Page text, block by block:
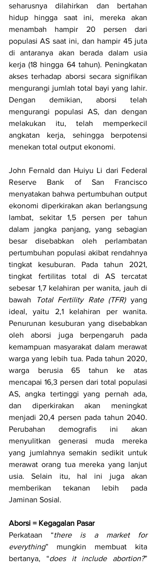
seharusnya dilahirkan dan bertahan
hidup hingga saat ini, mereka akan
menambah hampir 20 persen dari
populasi AS saat ini, dan hampir 45 juta
di antaranya akan berada dalam usia
kerja (18 hingga 64 tahun). Peningkatan
akses terhadap aborsi secara signifikan
mengurangi jumlah total bayi yang lahir.
Dengan demikian, aborsi telah
mengurangi populasi AS, dan dengan
melakukan itu, telah memperkecil
angkatan kerja, sehingga berpotensi
menekan total output ekonomi.
John Fernald dan Huiyu Li dari Federal
Reserve Bank of San Francisco
menyatakan bahwa pertumbuhan output
ekonomi diperkirakan akan berlangsung
lambat, sekitar 1,5 persen per tahun
dalam jangka panjang, yang sebagian
besar disebabkan oleh perlambatan
pertumbuhan populasi akibat rendahnya
tingkat kesuburan. Pada tahun 2021,
tingkat fertilitas total di AS tercatat
sebesar 1,7 kelahiran per wanita, jauh di
bawah
Total Fertility Rate (TFR) yang
ideal, yaitu 2,1 kelahiran per wanita.
Penurunan kesuburan yang disebabkan
oleh aborsi juga berpengaruh pada
kemampuan masyarakat dalam merawat
warga yang lebih tua. Pada tahun 2020,
warga berusia 65 tahun ke atas
mencapai 16,3 persen dari total populasi
AS, angka tertinggi yang pernah ada,
dan diperkirakan akan meningkat
menjadi 20,4 persen pada tahun 2040.
Perubahan demografis ini akan
menyulitkan generasi muda mereka
yang jumlahnya semakin sedikit untuk
merawat orang tua mereka yang lanjut
usia. Selain itu, hal ini juga akan
memberikan tekanan lebih pada
Jaminan Sosial.
Aborsi = Kegagalan Pasar
Perkataan “there is a market for
everything” mungkin membuat kita
bertanya, “does it include abortion?”